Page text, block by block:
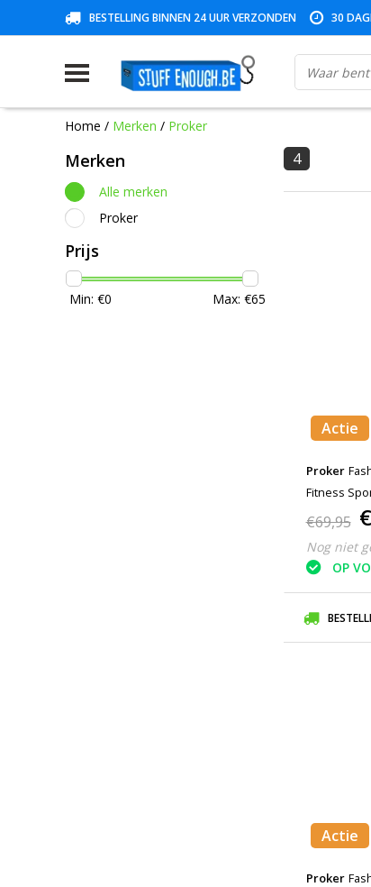
BESTELLING BINNEN 24 UUR VERZONDEN 30
Home / Merken / Proker
Merken
Alle merken
Proker
Prijs
Min: €0 Max: €65
4
Actie
Proker
Fitness
Horloge
€69,95
Nog niet
OP
Actie
Proker